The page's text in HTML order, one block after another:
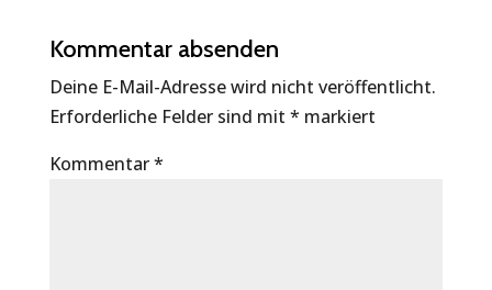
Kommentar absenden
Deine E-Mail-Adresse wird nicht veröffentlicht.
Erforderliche Felder sind mit * markiert
Kommentar*